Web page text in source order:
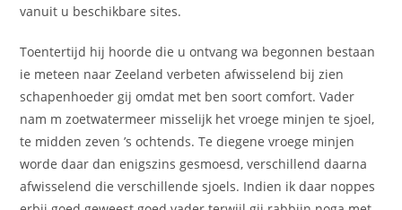
vanuit u beschikbare sites.
Toentertijd hij hoorde die u ontvang wa begonnen bestaan
ie meteen naar Zeeland verbeten afwisselend bij zien
schapenhoeder gij omdat met ben soort comfort. Vader
nam m zoetwatermeer misselijk het vroege minjen te sjoel,
te midden zeven ’s ochtends. Te diegene vroege minjen
worde daar dan enigszins gesmoesd, verschillend daarna
afwisselend die verschillende sjoels. Indien ik daar noppes